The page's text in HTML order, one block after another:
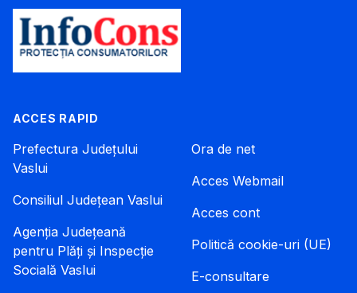
ACCES RAPID
Prefectura Județului
Vaslui
Consiliul Județean Vaslui
Agenția Județeană
pentru Plăți și Inspecție
Socială Vaslui
Ora de net
Acces Webmail
Acces cont
Politică cookie-uri (UE)
E-consultare